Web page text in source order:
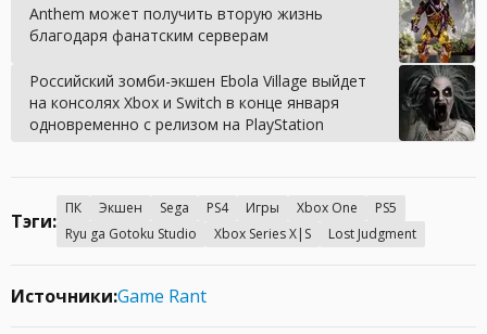
Anthem может получить вторую жизнь
благодаря фанатским серверам
Российский зомби-экшен Ebola Village выйдет
на консолях Xbox и Switch в конце января
одновременно с релизом на PlayStation
Тэги:
ПК Экшен Sega PS4 Игры Xbox One
PS5
Ryu ga Gotoku Studio
Xbox Series X|S Lost Judgment
Источники:Game Rant